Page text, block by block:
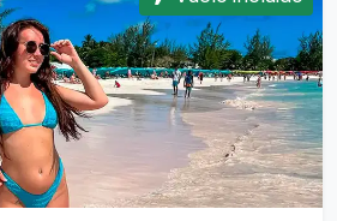
Ver detalles
Vuelo incluido